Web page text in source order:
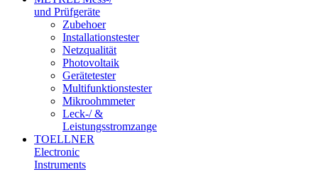
und Prüfgeräte
Zubehoer
Installationstester
Netzqualität
Photovoltaik
Gerätetester
Multifunktionstester
Mikroohmmeter
Leck-/ &
Leistungsstromzange
TOELLNER
Electronic
Instruments